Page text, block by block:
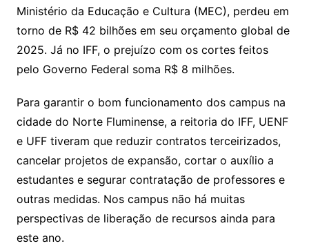
Ministério da Educação e Cultura (MEC), perdeu em
torno de R$ 42 bilhões em seu orçamento global de
2025. Já no IFF, o prejuízo com os cortes feitos
pelo Governo Federal soma R$ 8 milhões.
Para garantir o bom funcionamento dos campus na
cidade do Norte Fluminense, a reitoria do IFF, UENF
e UFF tiveram que reduzir contratos terceirizados,
cancelar projetos de expansão, cortar o auxílio a
estudantes e segurar contratação de professores e
outras medidas. Nos campus não há muitas
perspectivas de liberação de recursos ainda para
este ano.